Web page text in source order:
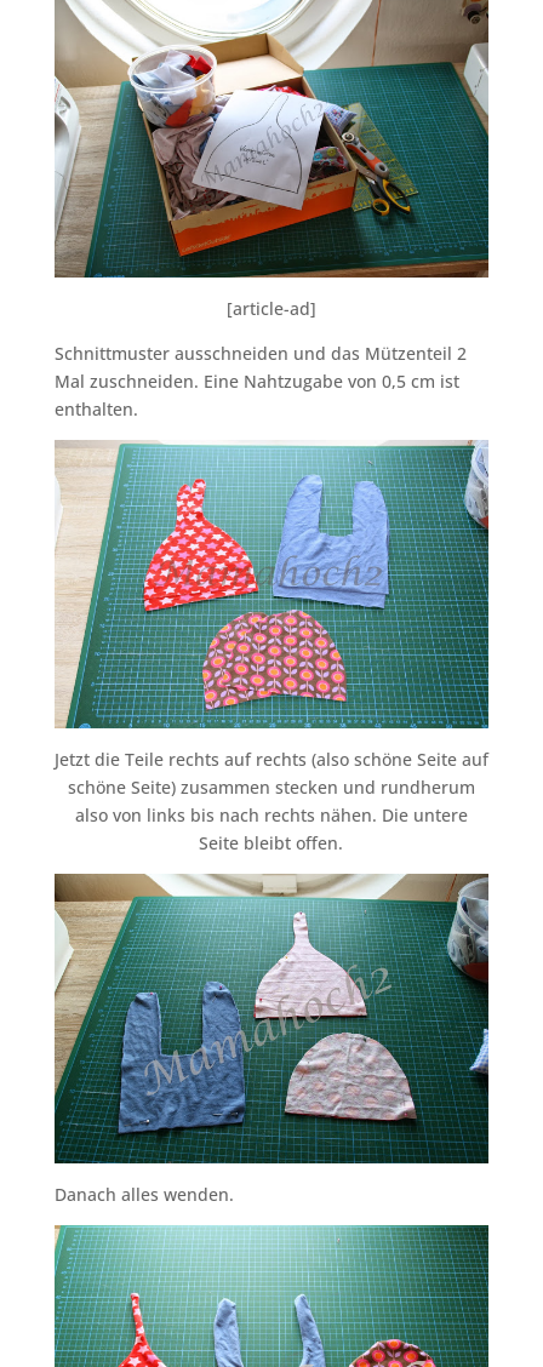
[article-ad]
Schnittmuster ausschneiden und das Mützenteil 2
Mal zuschneiden. Eine Nahtzugabe von 0,5 cm ist
enthalten.
Jetzt die Teile rechts auf rechts (also schöne Seite auf
schöne Seite) zusammen stecken und rundherum
also von links bis nach rechts nähen. Die untere
Seite bleibt offen.
Danach alles wenden.